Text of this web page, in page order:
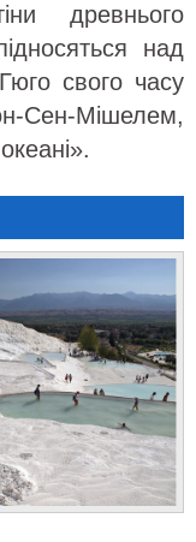
древнього
над
свого часу
Сен-Мішелем,